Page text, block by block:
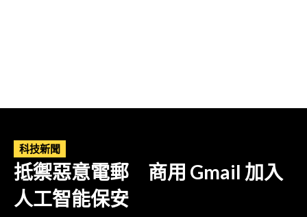
科技新聞
抵禦惡意電郵 商用 Gmail 加入
人工智能保安